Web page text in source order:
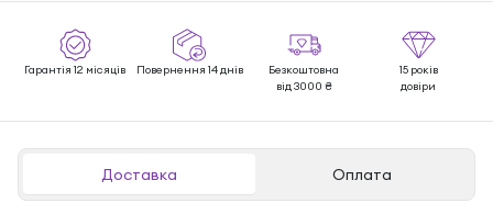
Гарантія 12 місяців Повернення 14 днів
Безкоштовна
від 3000 ₴
15 років
довіри
Доставка Оплата